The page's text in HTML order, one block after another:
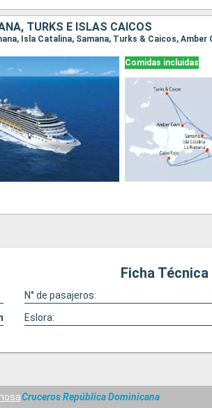
TURKS E ISLAS CAICOS
Isla Catalina, Samana, Turks & Caicos, Amber
Comidas incluidas
Ficha Técnica
N° de pasajeros:
Eslora:
Cruceros República Dominicana